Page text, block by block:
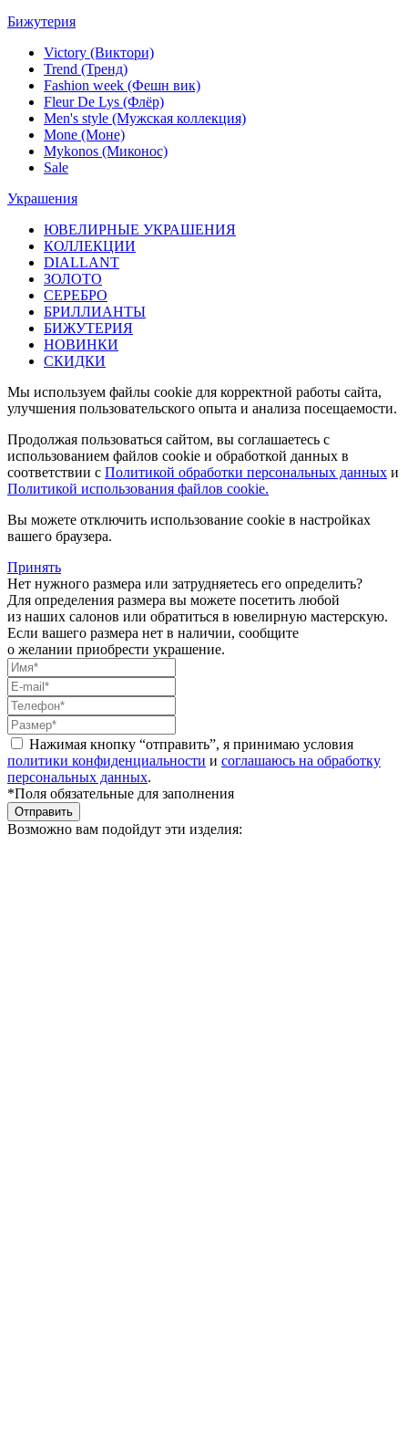
Бижутерия
Victory (Виктори)
Trend (Тренд)
Fashion week (Фешн вик)
Fleur De Lys (Флёр)
Men's style (Мужская коллекция)
Mone (Моне)
Mykonos (Миконос)
Sale
Украшения
ЮВЕЛИРНЫЕ УКРАШЕНИЯ
КОЛЛЕКЦИИ
DIALLANT
ЗОЛОТО
СЕРЕБРО
БРИЛЛИАНТЫ
БИЖУТЕРИЯ
НОВИНКИ
СКИДКИ
Мы используем файлы cookie для корректной работы сайта,
улучшения пользовательского опыта и анализа посещаемости.
Продолжая пользоваться сайтом, вы соглашаетесь с
использованием файлов cookie и обработкой данных в
соответствии с Политикой обработки персональных данных и
Политикой использования файлов cookie.
Вы можете отключить использование cookie в настройках
вашего браузера.
Принять
Нет нужного размера или затрудняетесь его определить?
Для определения размера вы можете посетить любой
из наших салонов или обратиться в ювелирную мастерскую.
Если вашего размера нет в наличии, сообщите
о желании приобрести украшение.
Нажимая кнопку “отправить”, я принимаю условия
политики конфиденциальности и соглашаюсь на обработку
персональных данных.
*Поля обязательные для заполнения
Отправить
Возможно вам подойдут эти изделия: